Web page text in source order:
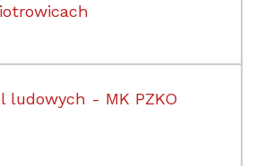
ludowych - MK PZKO